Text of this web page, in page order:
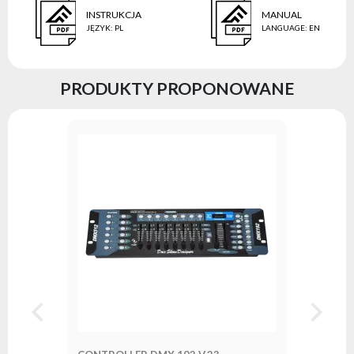
INSTRUKCJA
JĘZYK: PL
MANUAL
LANGUAGE: EN
PRODUKTY PROPONOWANE